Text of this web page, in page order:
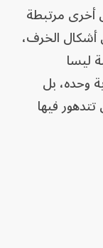
أخرى مرتبطة
أشكال الخرف،
ليسا
وحده، بل
فيها